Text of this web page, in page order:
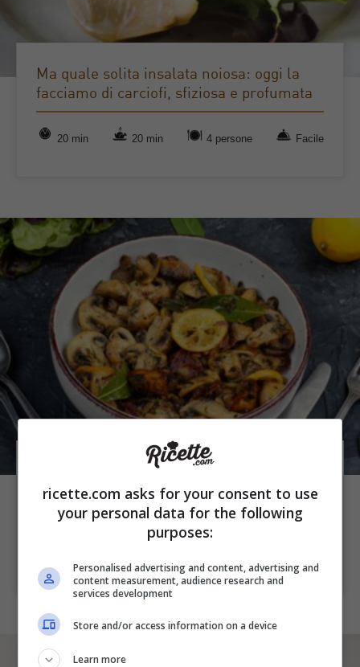
Ma quale solita insalata noiosa: oggi la
facciamo di carciofi, sfiziosa e profumata
20 min 20 min 4 persone Facile
Non sono pronta a rinunciare ai funghi:
stasera li faccio arrostiti, profumati come
mai prima
ricette.com asks for your consent to use
your personal data for the following
purposes:
Personalised advertising and content, advertising and
content measurement, audience research and
services development
Store and/or access information on a device
Learn more